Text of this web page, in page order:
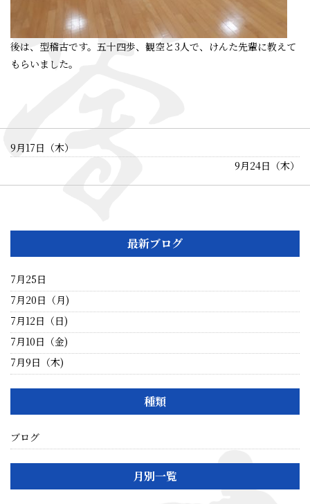
後は、型稽古です。五十四歩、観空と3人で、けんた先輩に教えて
もらいました。
9月17日（木）
9月24日（木）
最新ブログ
7月25日
7月20日（月)
7月12日（日)
7月10日（金)
7月9日（木)
種類
ブログ
月別一覧